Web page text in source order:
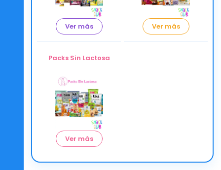
Ver más Ver más
Packs Sin Lactosa
Ver más